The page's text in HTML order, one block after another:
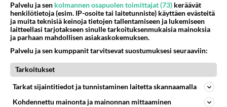
Ja sinä uusavuton poljet tulpatonta mopoas
Jalkapuoli kilahti.
Äänestä Kommentoi
2026-03-26 12:42:12
Palvelu ja sen kolmannen osapuolen toimittajat (73) keräävät
henkilötietoja (esim. IP-osoite tai laitetunniste) käyttäen evästeitä
ja muita teknisiä keinoja tietojen tallentamiseen ja lukemiseen
laitteellasi tarjotakseen sinulle tarkoituksenmukaisia mainoksia
ja parhaan mahdollisen asiakaskokemuksen.
Palvelu ja sen kumppanit tarvitsevat suostumuksesi seuraaviin:
Tarkoitukset
Tarkat sijaintitiedot ja tunnistaminen laitetta skannaamalla
Kohdennettu mainonta ja mainonnan mittaaminen